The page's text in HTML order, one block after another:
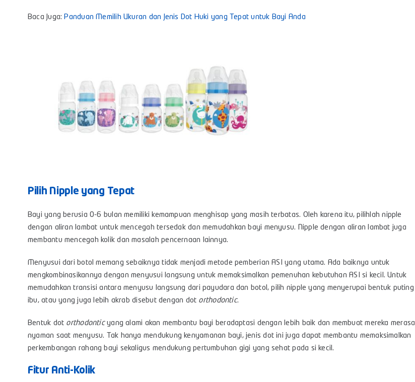
Baca Juga: Panduan Memilih Ukuran dan Jenis Dot Huki yang Tepat untuk Bayi Anda
Pilih Nipple yang Tepat
Bayi yang berusia 0-6 bulan memiliki kemampuan menghisap yang masih terbatas. Oleh karena itu, pilihlah nipple
dengan aliran lambat untuk mencegah tersedak dan memudahkan bayi menyusu. Nipple dengan aliran lambat juga
membantu mencegah kolik dan masalah pencernaan lainnya.
Menyusui dari botol memang sebaiknya tidak menjadi metode pemberian ASI yang utama. Ada baiknya untuk
mengkombinasikannya dengan menyusui langsung untuk memaksimalkan pemenuhan kebutuhan ASI si kecil. Untuk
memudahkan transisi antara menyusu langsung dari payudara dan botol, pilih nipple yang menyerupai bentuk puting
ibu, atau yang juga lebih akrab disebut dengan dot orthodontic.
Bentuk dot orthodonticyang alami akan membantu bayi beradaptasi dengan lebih baik dan membuat mereka merasa
nyaman saat menyusu. Tak hanya mendukung kenyamanan bayi, jenis dot ini juga dapat membantu memaksimalkan
perkembangan rahang bayi sekaligus mendukung pertumbuhan gigi yang sehat pada si kecil.
Fitur Anti-Kolik